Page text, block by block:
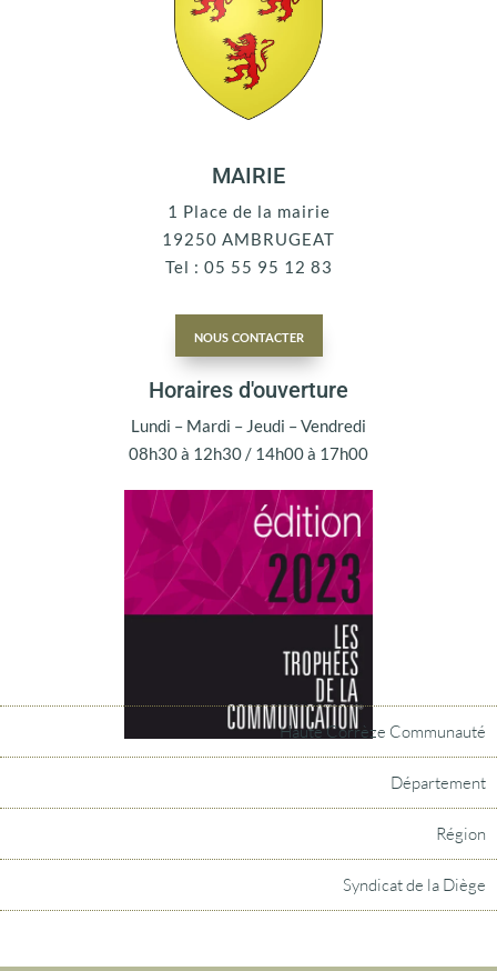
MAIRIE
1 Place de la mairie
19250 AMBRUGEAT
Tel : 05 55 95 12 83
nous contacter
Horaires d'ouverture
Lundi – Mardi – Jeudi – Vendredi
08h30 à 12h30 / 14h00 à 17h00
Haute Corrèze Communauté
Département
Région
Syndicat de la Diège